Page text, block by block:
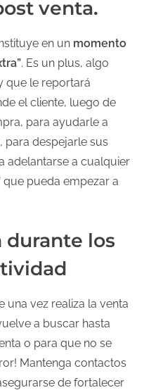
venta.
en un momento
. Es un plus, algo
que le reportará
el cliente, luego de
para ayudarle a
para despejarle sus
adelantarse a cualquier
que pueda empezar a
durante los
una vez realiza la venta
a buscar hasta
o para que no se
Mantenga contactos
de fortalecer